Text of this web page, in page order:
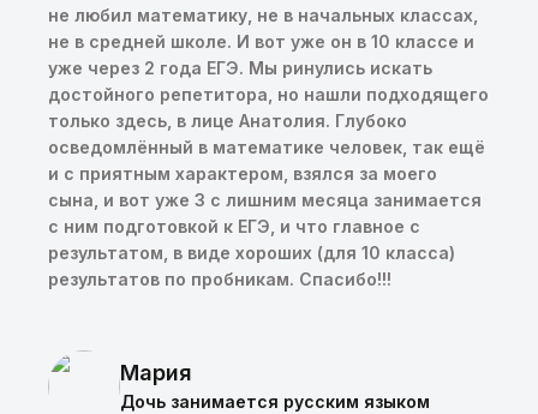
не любил математику, не в начальных классах,
не в средней школе. И вот уже он в 10 классе и
уже через 2 года ЕГЭ. Мы ринулись искать
достойного репетитора, но нашли подходящего
только здесь, в лице Анатолия. Глубоко
осведомлённый в математике человек, так ещё
и с приятным характером, взялся за моего
сына, и вот уже 3 с лишним месяца занимается
с ним подготовкой к ЕГЭ, и что главное с
результатом, в виде хороших (для 10 класса)
результатов по пробникам. Спасибо!!!
Мария
Дочь занимается русским языком